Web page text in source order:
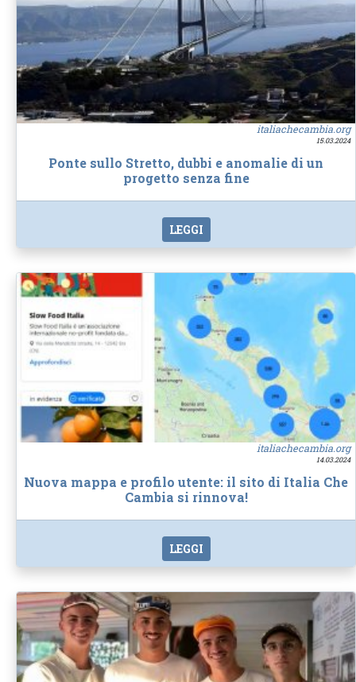
italiachecambia.org
15.03.2024
Ponte sullo Stretto, dubbi e anomalie di un
progetto senza fine
LEGGI
italiachecambia.org
14.03.2024
Nuova mappa e profilo utente: il sito di Italia Che
Cambia si rinnova!
LEGGI